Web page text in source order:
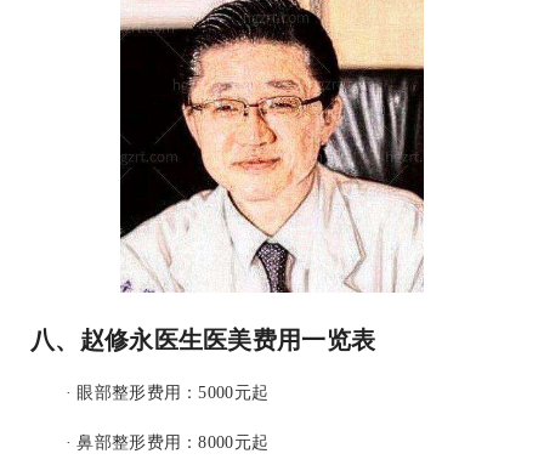
八、赵修永医生医美费用一览表
· 眼部整形费用：5000元起
· 鼻部整形费用：8000元起